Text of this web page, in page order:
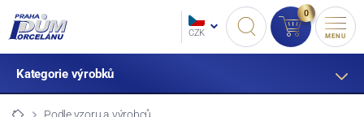
CZK
0
MENU
Kategorie výrobků